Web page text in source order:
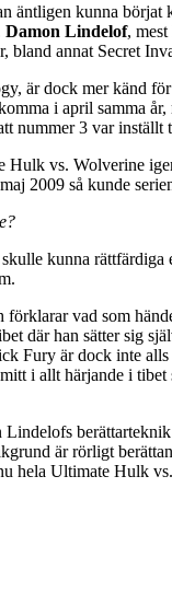
kunna
Damon Lindelof,
bland annat Secret
är dock mer känd
i april samma
nummer 3 var
vs. Wolverine
2009 så kunde
kunna
vad som
där han sätter sig
Fury är dock inte
i allt härjande i
är rörligt
hela Ultimate Hulk